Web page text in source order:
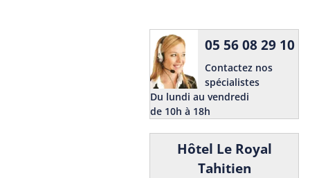
05 56 08 29 10
Contactez nos
spécialistes
Du lundi au vendredi
de 10h à 18h
Hôtel Le Royal
Tahitien